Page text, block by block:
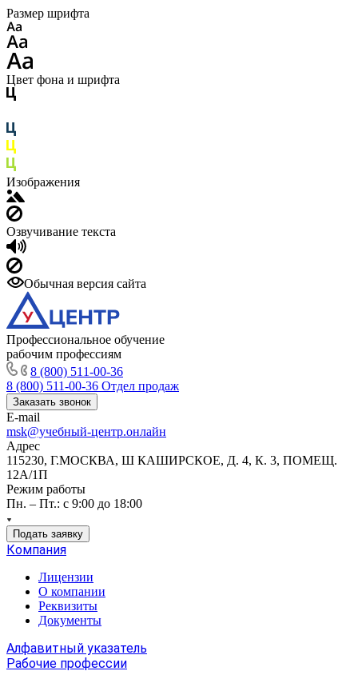
Размер шрифта
Цвет фона и шрифта
Изображения
Озвучивание текста
Обычная версия сайта
Профессиональное обучение
рабочим профессиям
8 (800) 511-00-36
8 (800) 511-00-36 Отдел продаж
Заказать звонок
E-mail
msk@учебный-центр.онлайн
Адрес
115230, Г.МОСКВА, Ш КАШИРСКОЕ, Д. 4, К. 3, ПОМЕЩ.
12А/1П
Режим работы
Пн. – Пт.: с 9:00 до 18:00
Подать заявку
Компания
Лицензии
О компании
Реквизиты
Документы
Алфавитный указатель
Рабочие профессии